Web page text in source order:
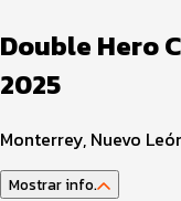
Double Hero
2025
Monterrey, Nuevo
Mostrar info.